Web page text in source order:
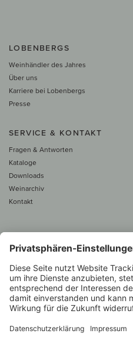
LOBENBERGS
Weinhändler des Jahres
Über uns
Karriere bei Lobenbergs
Presse
SERVICE & KONTAKT
Fragen & Antworten
Kataloge
Downloads
Weinarchiv
Kontakt